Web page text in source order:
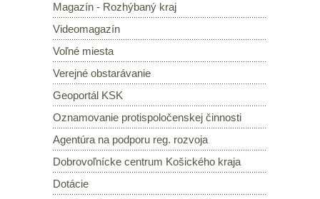
Magazín - Rozhýbaný kraj
Videomagazín
Voľné miesta
Verejné obstarávanie
Geoportál KSK
Oznamovanie protispoločenskej činnosti
Agentúra na podporu reg. rozvoja
Dobrovoľnícke centrum Košického kraja
Dotácie